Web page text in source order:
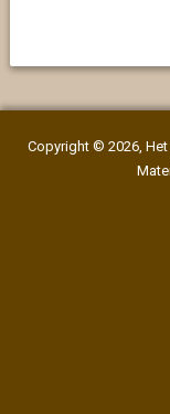
Copyright © 2026,